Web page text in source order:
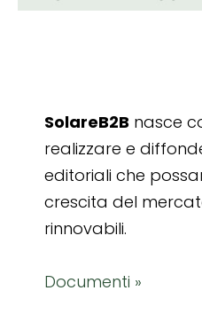
SolareB2B nasce
realizzare e
editoriali che
crescita del
rinnovabili.
Documenti »